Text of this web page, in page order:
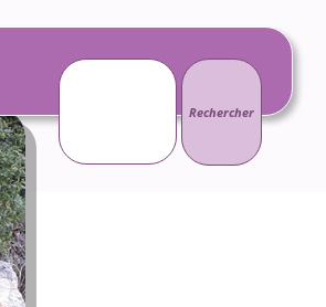
Rechercher :